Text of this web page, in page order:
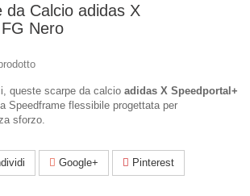
da Calcio adidas X
Nero
queste scarpe da calcio adidas X Speedportal+
Speedframe flessibile progettata per
sforzo.
Google+ Pinterest